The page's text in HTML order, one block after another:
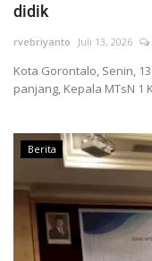
didik
rvebriyanto Juli 13, 2026
Kota Gorontalo, Senin,
panjang, Kepala MTsN 1
Berita